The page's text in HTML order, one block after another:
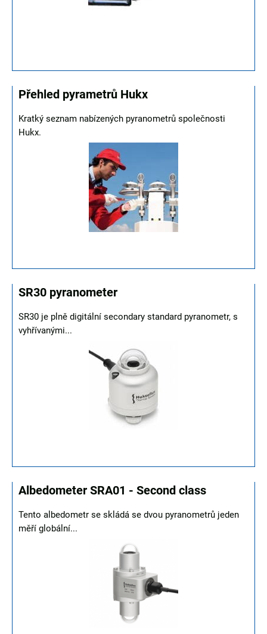
Přehled pyrametrů Hukx
Kratký seznam nabízených pyranometrů společnosti
Hukx.
SR30 pyranometer
SR30 je plně digitální secondary standard pyranometr, s
vyhřívanými...
Albedometer SRA01 - Second class
Tento albedometr se skládá se dvou pyranometrů jeden
měří globální...